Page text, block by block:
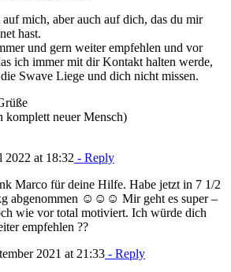
mich, aber auch auf dich, das du mir
hast.
und gern weiter empfehlen und vor
ich immer mit dir Kontakt halten werde,
Swave Liege und dich nicht missen.
komplett neuer Mensch)
2022 at 18:32 - Reply
Marco für deine Hilfe. Habe jetzt in 7 1/2
abgenommen ☺️☺️☺️ Mir geht es super –
wie vor total motiviert. Ich würde dich
empfehlen ??
2021 at 21:33 - Reply